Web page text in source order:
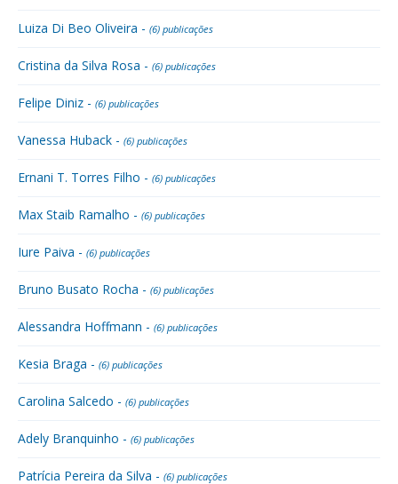
Luiza Di Beo Oliveira - (6) publicações
Cristina da Silva Rosa - (6) publicações
Felipe Diniz - (6) publicações
Vanessa Huback - (6) publicações
Ernani T. Torres Filho - (6) publicações
Max Staib Ramalho - (6) publicações
Iure Paiva - (6) publicações
Bruno Busato Rocha - (6) publicações
Alessandra Hoffmann - (6) publicações
Kesia Braga - (6) publicações
Carolina Salcedo - (6) publicações
Adely Branquinho - (6) publicações
Patrícia Pereira da Silva - (6) publicações